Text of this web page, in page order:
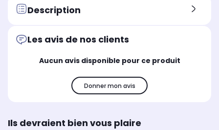
Description
Les avis de nos clients
Aucun avis disponible pour ce produit
Donner mon avis
Ils devraient bien vous plaire